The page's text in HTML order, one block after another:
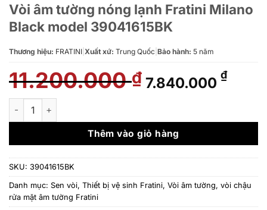
Vòi âm tường nóng lạnh Fratini Milano
Black model 39041615BK
Thương hiệu: FRATINI Xuất xứ: Trung Quốc Bảo hành: 5 năm
11.200.000₫ Giá
gốc
11.200.000 ₫.
7.840.000 ₫Giá
là:
Vòi âm tường nóng lạnh Fratini Milano Black model
Thêm vào giỏ hàng
SKU: 39041615BK
Danh mục: Sen vòi, Thiết bị vệ sinh Fratini, Vòi âm tường, vòi chậu
rửa mặt âm tường Fratini